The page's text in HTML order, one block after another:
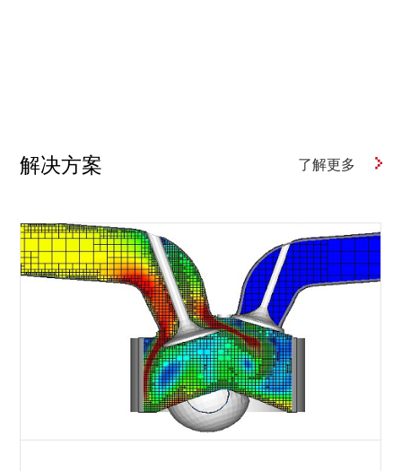
解决方案 了解更多